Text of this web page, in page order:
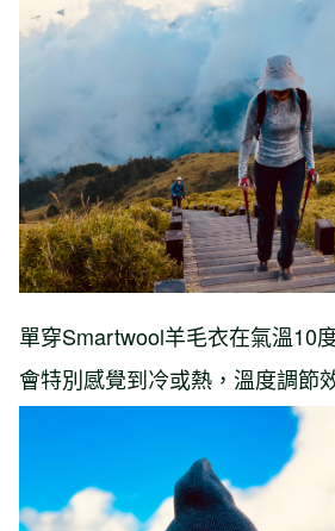
單穿Smartwool羊毛衣在氣溫10
會特別感覺到冷或熱，溫度調節